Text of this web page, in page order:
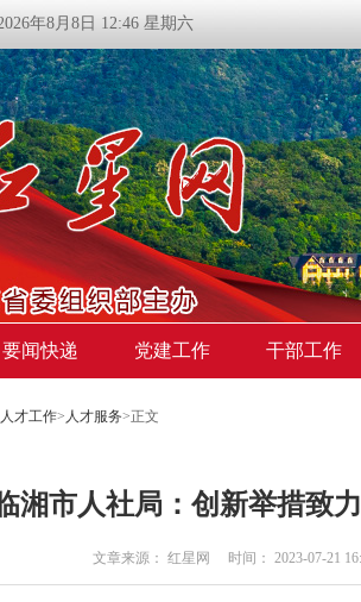
年8月8日 12:46 星期六
要闻快递 党建工作 干部工作
人才工作> 人才服务>正文
湘市人社局：创新举措致
文章来源： 红星网 时间： 2023-07-21